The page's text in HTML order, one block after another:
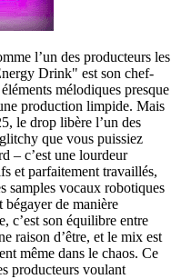
l’un des producteurs les
Drink" est son chef-
mélodiques presque
production limpide. Mais
le drop libère l’un des
que vous puissiez
– c’est une lourdeur
et parfaitement travaillés,
samples vocaux robotiques
bégayer de manière
c’est son équilibre entre
raison d’être, et le mix est
même dans le chaos. Ce
producteurs voulant